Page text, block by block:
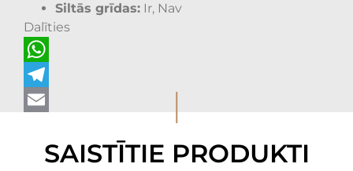
Siltās grīdas: Ir, Nav
Dalīties
WhatsApp
Telegram
I
SAISTĪTIE PRODUKTI